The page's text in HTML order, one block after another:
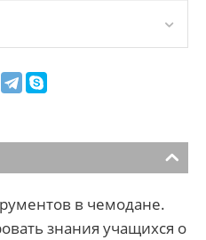
в чемодане.
знания учащихся о